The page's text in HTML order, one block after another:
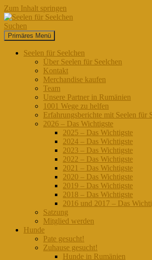
Zum Inhalt springen
Seelen für Seelchen
Suchen
Primäres Menü
Seelen für Seelchen
Über Seelen für Seelchen
Kontakt
Merchandise kaufen
Team
Unsere Partner in Rumänien
1001 Wege zu helfen
Erfahrungsberichte mit Seelen für
2026 – Das Wichtigste
2025 – Das Wichtigste
2024 – Das Wichtigste
2023 – Das Wichtigste
2022 – Das Wichtigste
2021 – Das Wichtigste
2020 – Das Wichtigste
2019 – Das Wichtigste
2018 – Das Wichtigste
2016 und 2017 – Das
Satzung
Mitglied werden
Hunde
Pate gesucht!
Zuhause gesucht!
Hunde in Rumänien